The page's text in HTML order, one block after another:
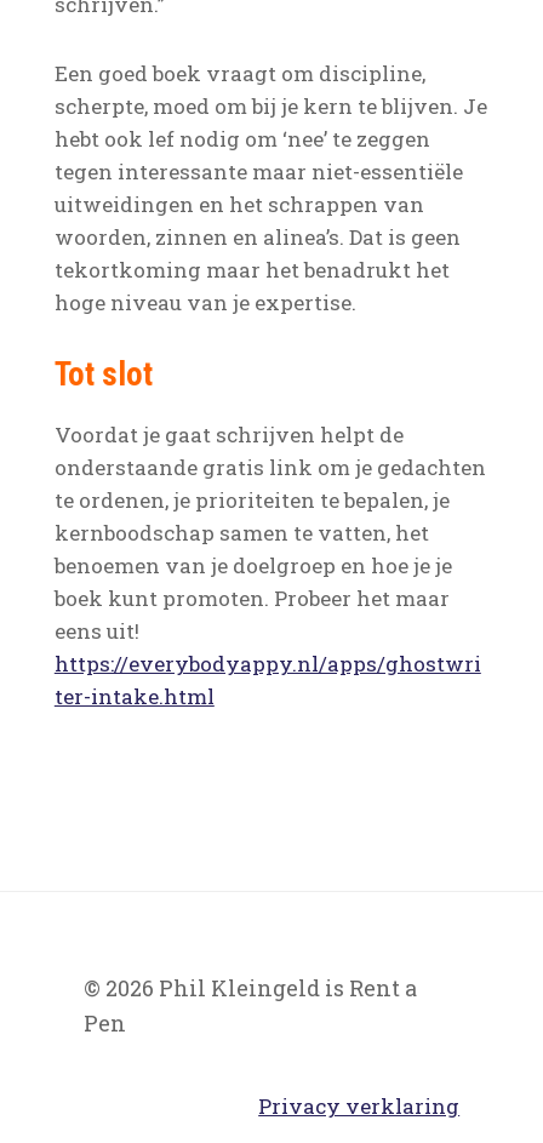
Een goed boek vraagt om discipline,
scherpte, moed om bij je kern te blijven. Je
hebt ook lef nodig om ‘nee’ te zeggen
tegen interessante maar niet-essentiële
uitweidingen en het schrappen van
woorden, zinnen en alinea’s. Dat is geen
tekortkoming maar het benadrukt het
hoge niveau van je expertise.
Tot slot
Voordat je gaat schrijven helpt de
onderstaande gratis link om je gedachten
te ordenen, je prioriteiten te bepalen, je
kernboodschap samen te vatten, het
benoemen van je doelgroep en hoe je je
boek kunt promoten. Probeer het maar
eens uit!
https://everybodyappy.nl/apps/ghostwri
ter-intake.html
© 2026 Phil Kleingeld is Rent a
Pen
Privacy verklaring